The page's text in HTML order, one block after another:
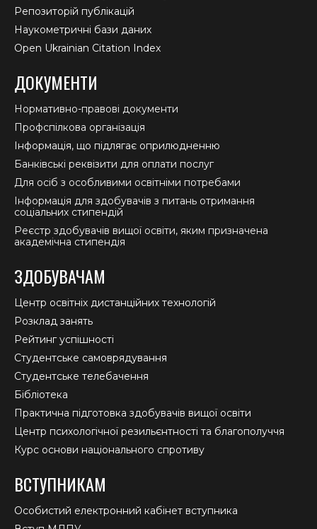
Репозиторій публікацій
Наукометричні бази даних
Open Ukrainian Citation Index
ДОКУМЕНТИ
Нормативно-правові документи
Профспілкова організація
Інформація, що підлягає оприлюдненню
Банківські реквізити для оплати послуг
Для осіб з особливими освітніми потребами
Інформація для здобувачів з питань отримання
соціальних стипендій
Реєстр здобувачів вищої освіти, яким призначена
академічна стипендія
ЗДОБУВАЧАМ
Центр освітніх дистанційних технологій
Розклад занять
Рейтинг успішності
Студентське самоврядування
Студентське телебачення
Бібліотека
Практична підготовка здобувачів вищої освіти
Центр психологічної резильєнтності та благополуччя
Курс основи національного спротиву
ВСТУПНИКАМ
Особистий електронний кабінет вступника